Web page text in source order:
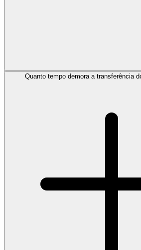
Quanto tempo demora a transferência